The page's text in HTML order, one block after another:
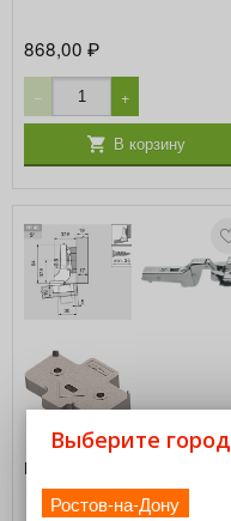
868,00₽
− +
В корзину
Петля угловая №46 +5°
Выберите город
Ростов-на-Дону